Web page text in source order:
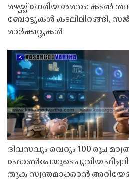
മഴയ്ക്ക് നേരിയ ശമനം; കടൽ
ബോട്ടുകൾ കടലിലിറങ്ങി,
മാർക്കറ്റുകൾ
ദിവസവും വെറും 100 രൂപ
ഫോൺപേയുടെ പുതിയ
തുക സ്വന്തമാക്കാൻ